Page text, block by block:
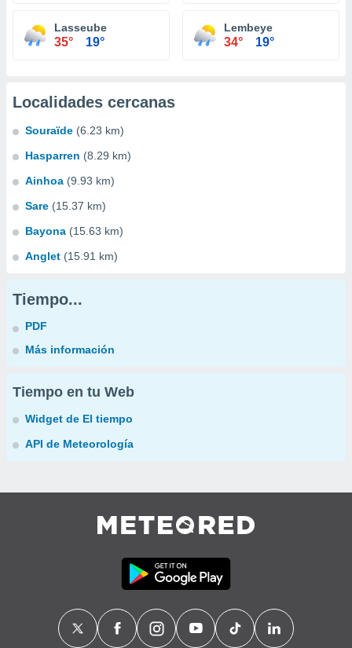
Lasseube
35° 19°
Lembeye
34° 19°
Localidades cercanas
Souraïde (6.23 km)
Hasparren (8.29 km)
Ainhoa (9.93 km)
Sare (15.37 km)
Bayona (15.63 km)
Anglet (15.91 km)
Tiempo...
PDF
Más información
Tiempo en tu Web
Widget de El tiempo
API de Meteorología